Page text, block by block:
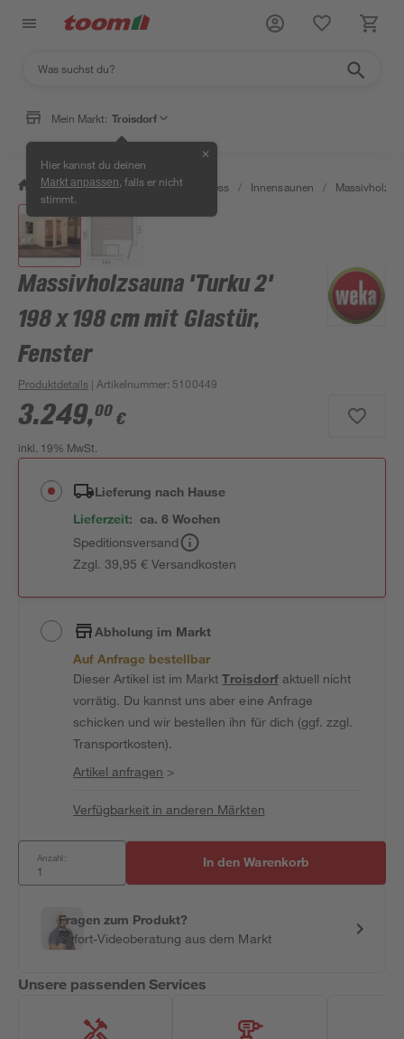
Mein Markt: Troisdorf
Hier kannst du deinen
Markt anpassen , falls er nicht
stimmt.
✕
/ Bad & Sanitär / Sauna & Wellness / Innensaunen /
Massivholzsauna 'Turku 2'
198 x 198 cm mit Glastür,
Fenster
Produktdetails | Artikelnummer: 5100449
3.249,00 €
inkl. 19% MwSt.
Lieferung nach Hause
Lieferzeit: ca. 6 Wochen
Speditionsversand
Zzgl. 39,95 € Versandkosten
Abholung im Markt
Auf Anfrage bestellbar
Dieser Artikel ist im MarktTroisdorfaktuell nicht
vorrätig. Du kannst uns aber eine Anfrage
schicken und wir bestellen ihn für dich (ggf. zzgl.
Transportkosten).
Artikel anfragen >
Verfügbarkeit in anderen Märkten
Anzahl: In den Warenkorb
Fragen zum Produkt?
Sofort-Videoberatung aus dem Markt
Unsere passenden Services